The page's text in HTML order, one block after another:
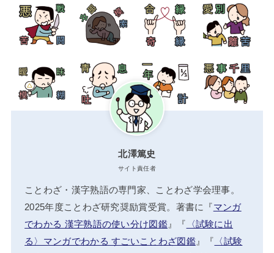
北澤篤史
サイト責任者
ことわざ・漢字熟語の専門家、ことわざ学会理事。
2025年度ことわざ研究奨励賞受賞。著書に『マンガ
でわかる 漢字熟語の使い分け図鑑』『 〈試験に出
る〉マンガでわかる すごいことわざ図鑑』『 〈試験